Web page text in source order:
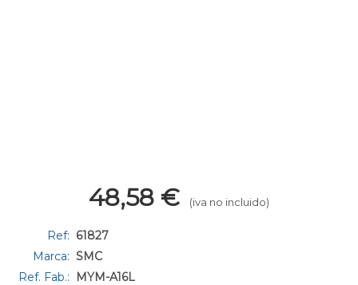
48,58 € (iva no incluido)
Ref: 61827
Marca: SMC
Ref. Fab.:
MYM-A16L